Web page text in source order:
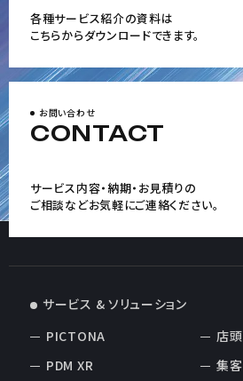
各種サービス紹介の資料は
こちらからダウンロードできます。
お問い合わせ
CONTACT
サービス内容・納期・お見積りの
ご相談などお気軽にご連絡ください。
サービス & ソリューション
PICTONA
PDM XR
店頭
集客